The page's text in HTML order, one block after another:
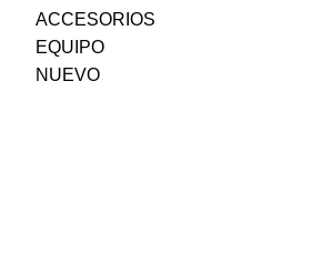
ACCESORIOS
EQUIPO
NUEVO